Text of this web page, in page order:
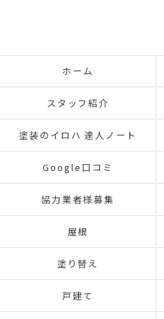
ホーム
スタッフ紹介
塗装のイロハ 達人ノート
Google口コミ
協力業者様募集
屋根
塗り替え
戸建て